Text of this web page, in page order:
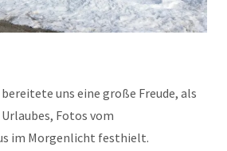
uns eine große Freude, als
Fotos vom
im Morgenlicht festhielt.